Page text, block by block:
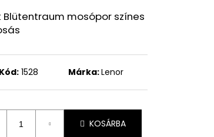
Blütentraum mosópor színes
Kód: 1528 Márka:Lenor
KOSÁRBA